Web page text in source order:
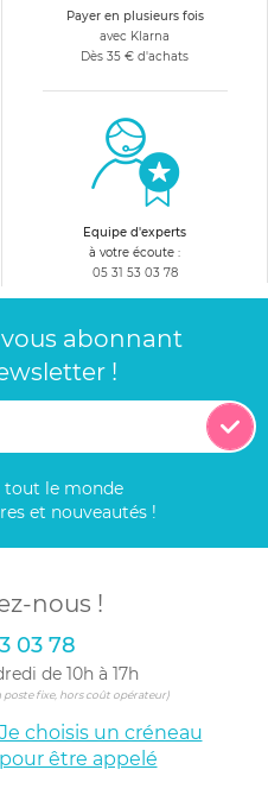
Payer en plusieurs fois
avec Klarna
Dès 35 € d'achats
Equipe d'experts
à votre écoute :
05 31 53 03 78
abonnant
!
tout le monde
et nouveautés !
nous !
03 78
de 10h à 17h
poste fixe, hors coût opérateur)
Je choisis un créneau
pour être appelé